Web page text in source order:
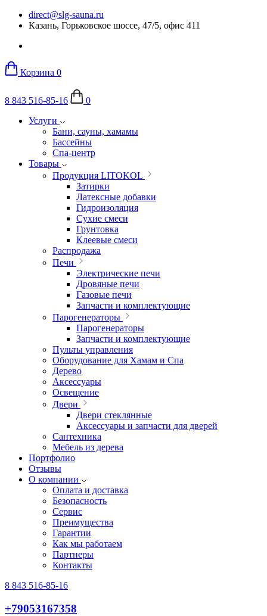
direct@slg-sauna.ru
Казань, Горьковское шоссе, 47/5, офис 411
Корзина 0
8 843 516-85-16
0
Услуги
Бани, сауны, хамамы
Бассейны
Спа-центр
Товары
Продукция LITOKOL
Затирки
Латексные добавки
Гидроизоляция
Сухие смеси
Грунтовка
Клеевые смеси
Распродажа
Печи
Электрические печи
Дровяные печи
Газовые печи
Запчасти и комплектующие
Парогенераторы
Парогенераторы
Запчасти и комплектующие
Пульты управления
Оборудование для Хамам и Спа
Дерево
Аксессуары
Освещение
Двери
Двери стеклянные
Аксессуары и запчасти для дверей
Сантехника
Мебель из дерева
Портфолио
Отзывы
О компании
Оплата и доставка
Безопасность
Сервис
Преимущества
Гарантии
Как мы работаем
Партнеры
Контакты
8 843 516-85-16
+79053167358